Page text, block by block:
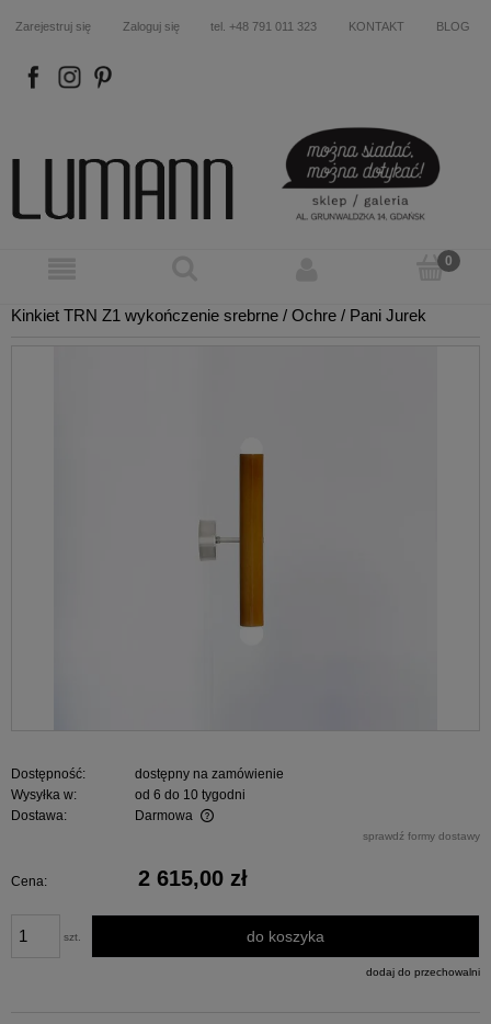
Zarejestruj się Zaloguj się tel. +48 791 011 323 KONTAKT BLOG
FB IN P
Kinkiet TRN Z1 wykończenie srebrne / Ochre / Pani Jurek
Dostępność:
dostępny na zamówienie
Wysyłka w:
od 6 do 10 tygodni
Dostawa:
Darmowa
sprawdź formy dostawy
Cena: 2 615,00 zł
szt. do koszyka
dodaj do przechowalni